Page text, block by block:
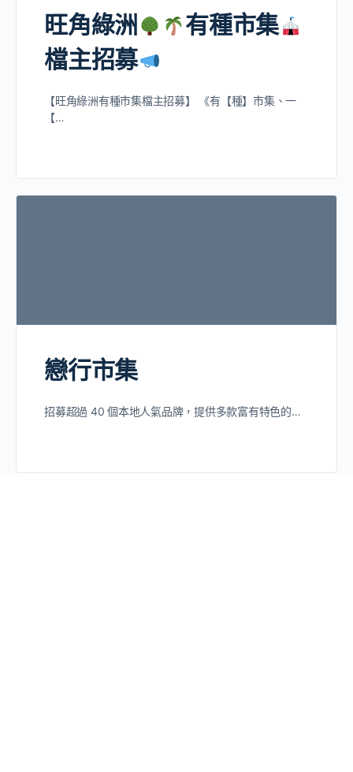
旺角綠洲
有種市集
檔主招募
【旺角綠洲有種市集檔主招募】 《有【種】市集、一
【…
戀行市集
招募超過 40 個本地人氣品牌，提供多款富有特色的…